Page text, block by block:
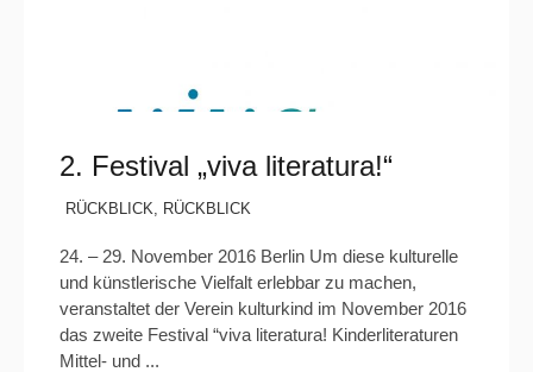
2. Festival „viva literatura!“
RÜCKBLICK, RÜCKBLICK
24. – 29. November 2016 Berlin Um diese kulturelle
und künstlerische Vielfalt erlebbar zu machen,
veranstaltet der Verein kulturkind im November 2016
das zweite Festival “viva literatura! Kinderliteraturen
Mittel- und ...